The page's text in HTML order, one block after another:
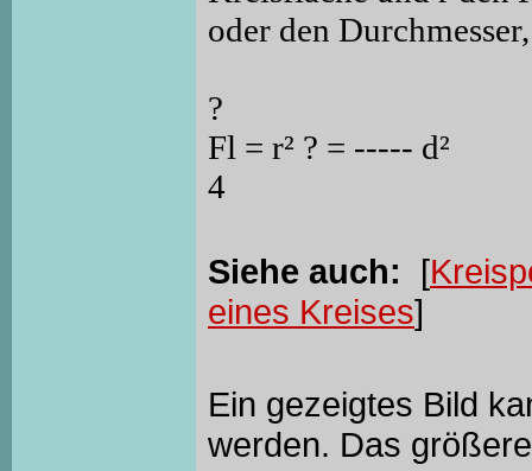
oder den
?
Fl = r² ? = ----- d²
4
Siehe auch: [
eines Kreises]
Ein gezeigtes Bild
werden. Das